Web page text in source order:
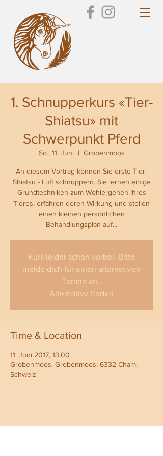
1. Schnupperkurs «Tier-
Shiatsu» mit
Schwerpunkt Pferd
So., 11. Juni
  |
Grobenmoos
An diesem Vortrag können Sie erste Tier-
Shiatsu - Luft schnuppern. Sie lernen einige
Grundtechniken zum Wohlergehen ihres
Tieres, erfahren deren Wirkung und stellen
einen kleinen persönlichen
Behandlungsplan auf...
Kurs leider schon vorbei. Bitte
melde dich für einen alternativen
Termin an..
Alternative finden
Time & Location
11. Juni 2017, 13:00
Grobenmoos, Grobenmoos, 6332 Cham,
Schweiz